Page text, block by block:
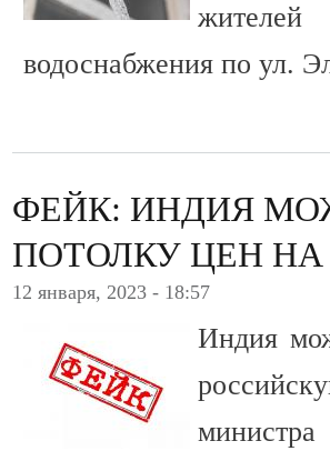
водоснабжения по ул.
ФЕЙК: ИНДИЯ
ПОТОЛКУ ЦЕН
12 января, 2023 - 18:57
Индия